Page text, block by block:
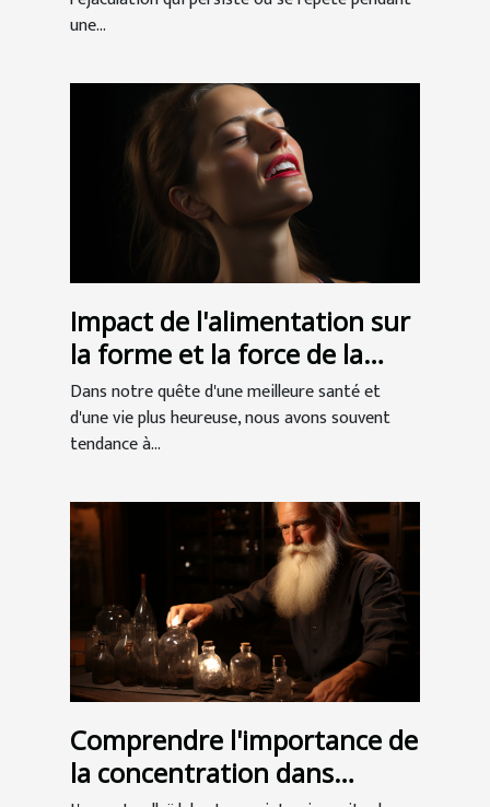
une...
Impact de l'alimentation sur
la forme et la force de la
mâchoire
Dans notre quête d'une meilleure santé et
d'une vie plus heureuse, nous avons souvent
tendance à...
Comprendre l'importance de
la concentration dans